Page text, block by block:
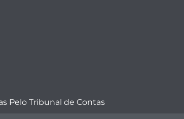
Pelo Tribunal de Contas